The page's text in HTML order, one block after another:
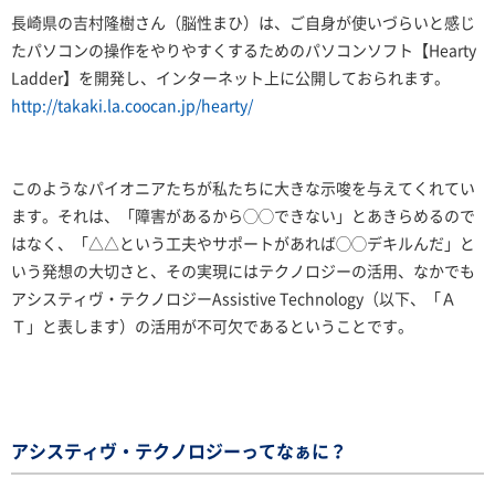
長崎県の吉村隆樹さん（脳性まひ）は、ご自身が使いづらいと感じ
たパソコンの操作をやりやすくするためのパソコンソフト【Hearty
Ladder】を開発し、インターネット上に公開しておられます。
http://takaki.la.coocan.jp/hearty/
このようなパイオニアたちが私たちに大きな示唆を与えてくれてい
ます。それは、「障害があるから◯◯できない」とあきらめるので
はなく、「△△という工夫やサポートがあれば◯◯デキルんだ」と
いう発想の大切さと、その実現にはテクノロジーの活用、なかでも
アシスティヴ・テクノロジーAssistive Technology（以下、「Ａ
Ｔ」と表します）の活用が不可欠であるということです。
アシスティヴ・テクノロジーってなぁに？